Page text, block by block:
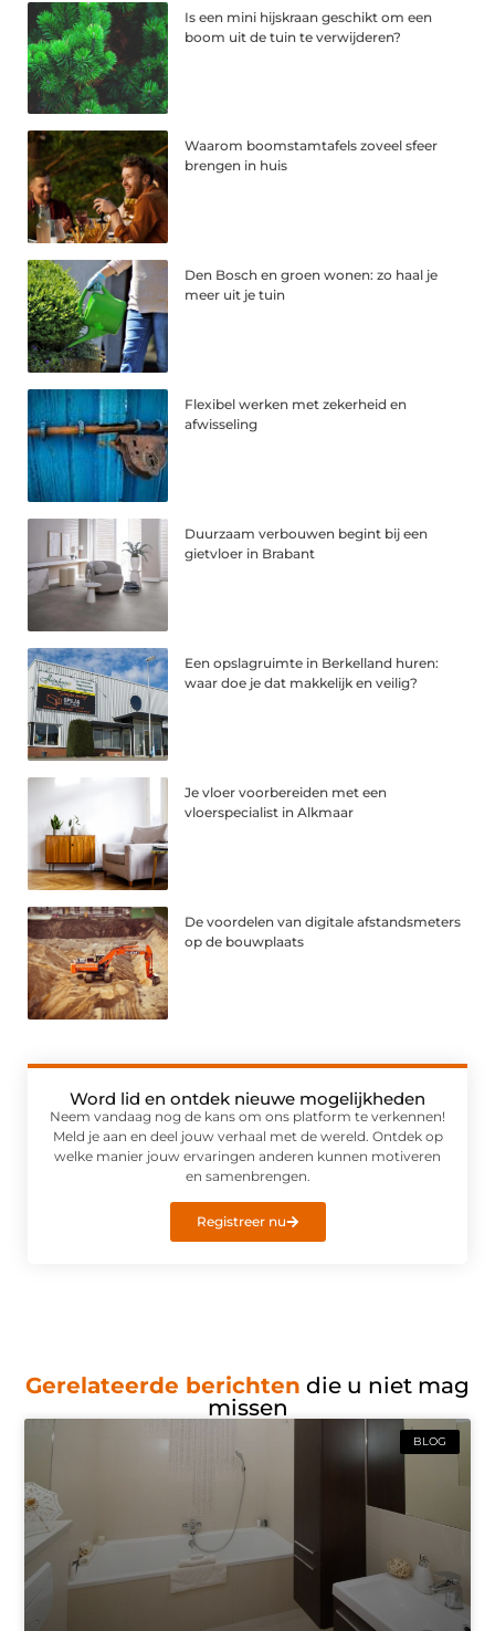
Is een mini hijskraan geschikt om een
boom uit de tuin te verwijderen?
Waarom boomstamtafels zoveel sfeer
brengen in huis
Den Bosch en groen wonen: zo haal je
meer uit je tuin
Flexibel werken met zekerheid en
afwisseling
Duurzaam verbouwen begint bij een
gietvloer in Brabant
Een opslagruimte in Berkelland huren:
waar doe je dat makkelijk en veilig?
Je vloer voorbereiden met een
vloerspecialist in Alkmaar
De voordelen van digitale afstandsmeters
op de bouwplaats
Word lid en ontdek nieuwe mogelijkheden
Neem vandaag nog de kans om ons platform te verkennen!
Meld je aan en deel jouw verhaal met de wereld. Ontdek op
welke manier jouw ervaringen anderen kunnen motiveren
en samenbrengen.
Registreer nu
Gerelateerde berichten die u niet mag
missen
BLOG